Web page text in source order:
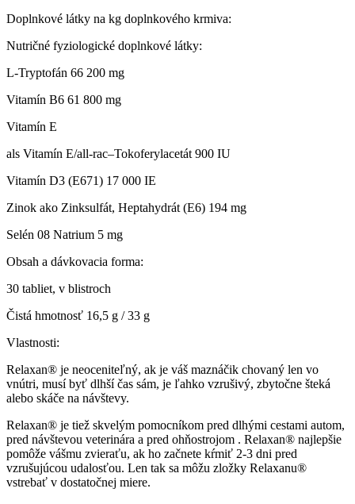
Doplnkové látky na kg doplnkového krmiva:
Nutričné ​​fyziologické doplnkové látky:
L-Tryptofán 66 200 mg
Vitamín B6 61 800 mg
Vitamín E
als Vitamín E/all-rac–Tokoferylacetát 900 IU
Vitamín D3 (E671) 17 000 IE
Zinok ako Zinksulfát, Heptahydrát (E6) 194 mg
Selén 08 Natrium 5 mg
Obsah a dávkovacia forma:
30 tabliet, v blistroch
Čistá hmotnosť 16,5 g / 33 g
Vlastnosti:
Relaxan® je neoceniteľný, ak je váš maznáčik chovaný len vo
vnútri, musí byť dlhší čas sám, je ľahko vzrušivý, zbytočne šteká
alebo skáče na návštevy.
Relaxan® je tiež skvelým pomocníkom pred dlhými cestami autom,
pred návštevou veterinára a pred ohňostrojom . Relaxan® najlepšie
pomôže vášmu zvieraťu, ak ho začnete kŕmiť 2-3 dni pred
vzrušujúcou udalosťou. Len tak sa môžu zložky Relaxanu®
vstrebať v dostatočnej miere.